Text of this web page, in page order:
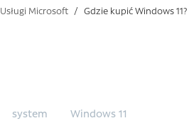
Usługi Microsoft / Gdzie kupić Windows 11?
system
Windows 11